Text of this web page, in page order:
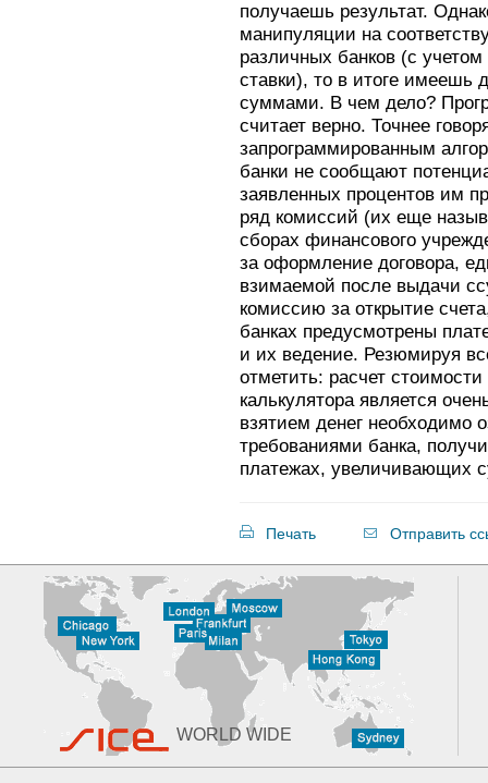
получаешь результат.
манипуляции на
различных банков (с
ставки), то в итоге имеешь
суммами. В чем дело?
считает верно. Точнее
запрограммированным
банки не сообщают
заявленных процентов им
ряд комиссий (их еще
сборах финансового
за оформление договора,
взимаемой после выдачи
комиссию за открытие
банках предусмотрены
и их ведение. Резюмируя
отметить: расчет
калькулятора является
взятием денег необходимо
требованиями банка,
платежах, увеличивающих
Печать Отправить
WORLD WIDE